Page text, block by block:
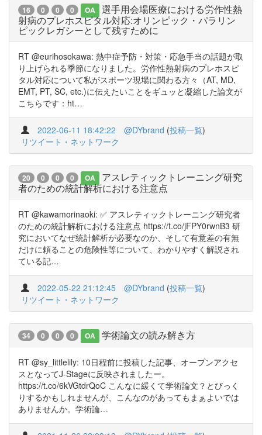
16 0 0 0 OA
選手用会場医療における労作性熱
射病のプレホスピタル対応:オリンピック・パラリン
ピックレガシーとして残すために
RT @eurihosokawa: 熱中症予防・対策・応急手当の話題が取
り上げられる季節になりました。労作性熱射病のプレホスピ
タル対応について私がスポーツ現場に関わる方々（AT, MD,
EMT, PT, SC, etc.)に伝えたいことをギュッと凝縮した論文が
こちらです：ht…
2022-06-11 18:42:22 @DYbrand (投稿一覧)
リツイート・ネットワーク
20 0 0 0 OA
アスレティックトレーニング研究
者のための統計解析における注意点
RT @kawamorinaoki: ✅ アスレティックトレーニング研究者
のための統計解析における注意点 https://t.co/jFPY0rwnB3 研
究においてなぜ統計解析が必要なのか、そして有意差の有無
だけに頼ることの危険性等について、わかりやすく解説され
ている記…
2022-05-22 21:12:45 @DYbrand (投稿一覧)
リツイート・ネットワーク
34 0 0 0 OA 学術論文の読み解き方
RT @sy_littlelily: 10日程前に投稿した記事、オープンアクセ
スとなってJ-Stageに反映されましたー。
https://t.co/6kVGtdrQoC こんなに緩くて学術論文？とびっく
りするかもしれませんが、こんなのがあってもまぁよいでは
ありませんか。学術論…